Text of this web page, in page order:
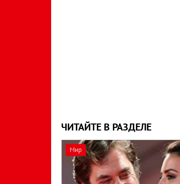
ЧИТАЙТЕ В РАЗДЕЛЕ
Мир